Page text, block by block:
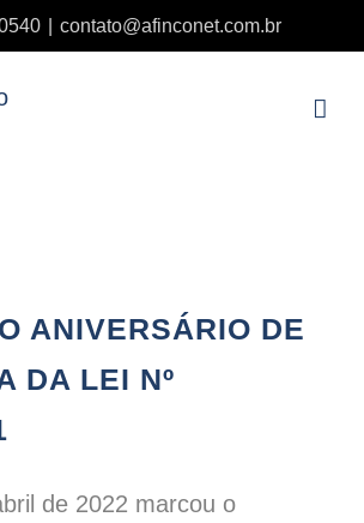
contato@afinconet.com.br
ANIVERSÁRIO DE
DA LEI Nº
de 2022 marcou o